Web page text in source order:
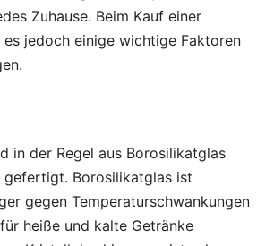
Zuhause. Beim Kauf einer
jedoch einige wichtige Faktoren
in der Regel aus Borosilikatglas
gefertigt. Borosilikatglas ist
gegen Temperaturschwankungen
heiße und kalte Getränke